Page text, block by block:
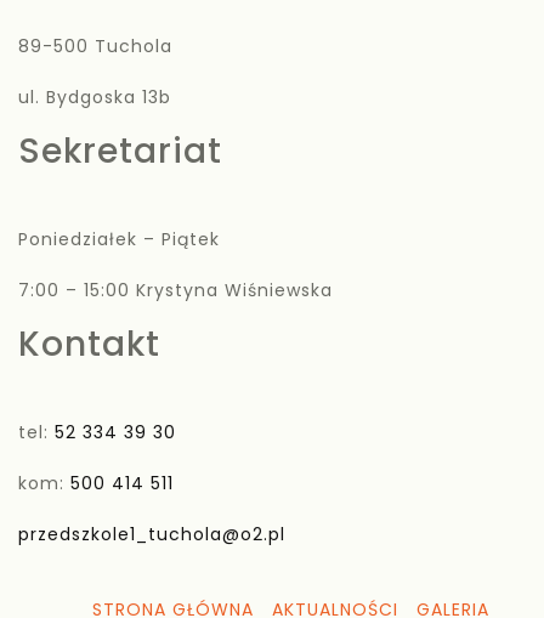
89-500 Tuchola
ul. Bydgoska 13b
Sekretariat
Poniedziałek – Piątek
7:00 – 15:00 Krystyna Wiśniewska
Kontakt
tel: 52 334 39 30
kom: 500 414 511
przedszkole1_tuchola@o2.pl
STRONA GŁÓWNA AKTUALNOŚCI GALERIA